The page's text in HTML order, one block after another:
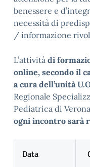
benessere e
necessità di
/ informazione
L’attività di
online, secondo il
a cura dell’unità
Regionale
Pediatrica di
ogni incontro sarà
Data